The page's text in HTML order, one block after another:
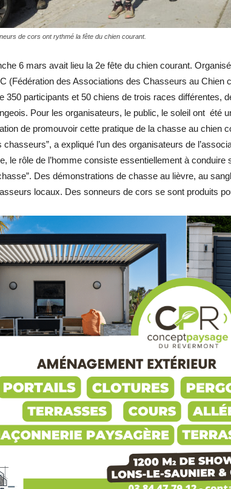
de cors ont rythmé la fête du chien courant.
6 mars avait lieu la 2e fête du chien courant.
(Fédération des Associations des Chasseurs au Chien
350 participants et 50 chiens de trois races différentes,
Pour les organisateurs, le public, le soleil ont été
de promouvoir cette pratique de la chasse au chien
chasseurs”, a expliqué l’un des organisateurs de
le rôle de l’homme consiste essentiellement à
Des démonstrations de chasse au lièvre, au
locaux. Des sonneurs de cors se sont produits